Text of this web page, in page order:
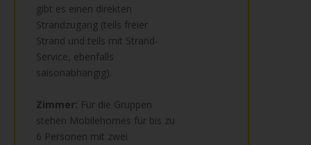
gibt es einen direkten
Strandzugang (teils freier
Strand und teils mit Strand-
Service, ebenfalls
saisonabhängig).
Zimmer: Für die Gruppen
stehen Mobilehomes für bis zu
6 Personen mit zwei